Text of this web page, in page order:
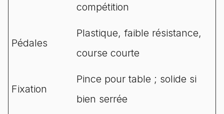
compétition
Pédales
Plastique, faible résistance,
course courte
Fixation
Pince pour table ; solide si
bien serrée